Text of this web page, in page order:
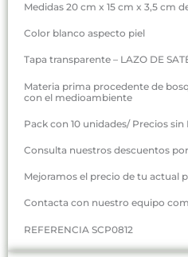
Medidas 20 cm x 15 cm x 3,5 cm
Color blanco aspecto piel
Tapa transparente – LAZO DE
Materia prima procedente de
con el medioambiente
Pack con 10 unidades/ Precios sin
Consulta nuestros descuentos
Mejoramos el precio de tu actual
Contacta con nuestro equipo
REFERENCIA SCP0812